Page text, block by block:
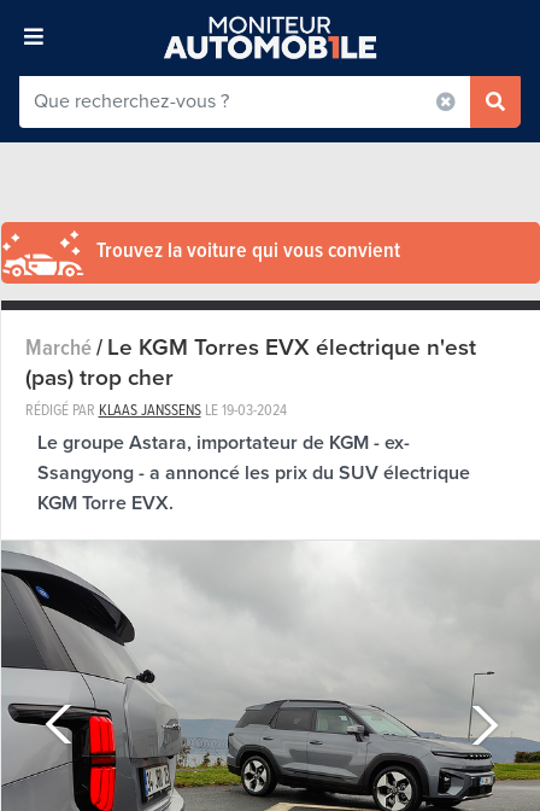
Trouvez la voiture qui vous convient
Marché/Le KGM Torres EVX électrique n'est
(pas) trop cher
RÉDIGÉ PAR KLAAS JANSSENSLE19-03-2024
Le groupe Astara, importateur de KGM - ex-
Ssangyong - a annoncé les prix du SUV électrique
KGM Torre EVX.